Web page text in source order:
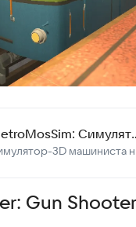
MetroMosSim:
Gun